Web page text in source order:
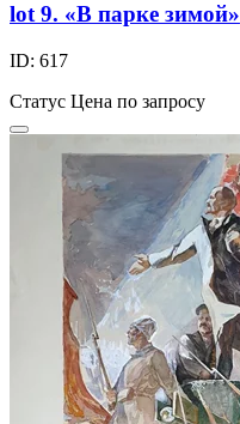
lot 9. «В парке зимой»
ID: 617
Статус Цена по запросу